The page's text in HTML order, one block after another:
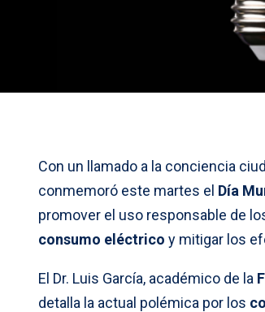
Con un llamado a la conciencia
conmemoró este martes el Día
promover el uso responsable de
consumo eléctrico y mitigar los
El Dr. Luis García, académico de la
detalla la actual polémica por los